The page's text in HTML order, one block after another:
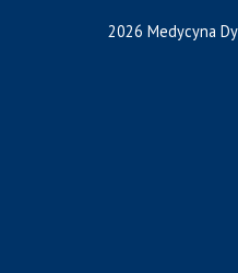
2026 Medycyna